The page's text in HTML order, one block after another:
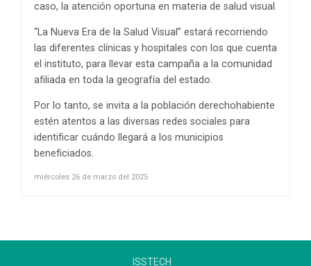
caso, la atención oportuna en materia de salud visual.
“La Nueva Era de la Salud Visual” estará recorriendo
las diferentes clínicas y hospitales con los que cuenta
el instituto, para llevar esta campaña a la comunidad
afiliada en toda la geografía del estado.
Por lo tanto, se invita a la población derechohabiente
estén atentos a las diversas redes sociales para
identificar cuándo llegará a los municipios
beneficiados.
miércoles 26 de marzo del 2025
ISSTECH